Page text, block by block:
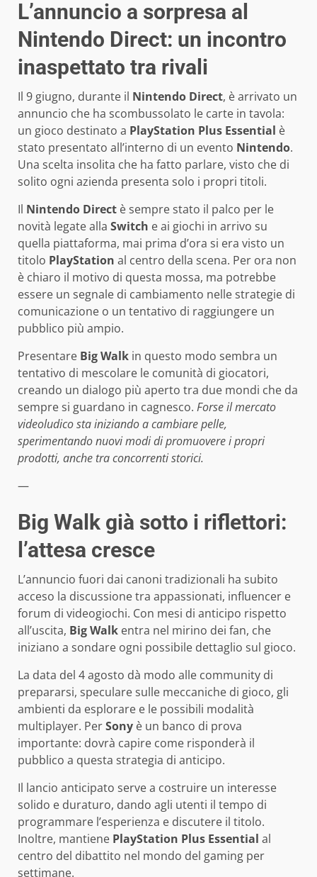
L’annuncio a sorpresa al
Nintendo Direct: un incontro
inaspettato tra rivali
Il 9 giugno, durante il Nintendo Direct, è arrivato un
annuncio che ha scombussolato le carte in tavola:
un gioco destinato a PlayStation Plus Essential è
stato presentato all’interno di un evento Nintendo.
Una scelta insolita che ha fatto parlare, visto che di
solito ogni azienda presenta solo i propri titoli.
Il Nintendo Direct è sempre stato il palco per le
novità legate alla Switch e ai giochi in arrivo su
quella piattaforma, mai prima d’ora si era visto un
titolo PlayStation al centro della scena. Per ora non
è chiaro il motivo di questa mossa, ma potrebbe
essere un segnale di cambiamento nelle strategie di
comunicazione o un tentativo di raggiungere un
pubblico più ampio.
Presentare Big Walk in questo modo sembra un
tentativo di mescolare le comunità di giocatori,
creando un dialogo più aperto tra due mondi che da
sempre si guardano in cagnesco. Forse il mercato
videoludico sta iniziando a cambiare pelle,
sperimentando nuovi modi di promuovere i propri
prodotti, anche tra concorrenti storici.
—
Big Walk già sotto i riflettori:
l’attesa cresce
L’annuncio fuori dai canoni tradizionali ha subito
acceso la discussione tra appassionati, influencer e
forum di videogiochi. Con mesi di anticipo rispetto
all’uscita, Big Walk entra nel mirino dei fan, che
iniziano a sondare ogni possibile dettaglio sul gioco.
La data del 4 agosto dà modo alle community di
prepararsi, speculare sulle meccaniche di gioco, gli
ambienti da esplorare e le possibili modalità
multiplayer. PerSony è un banco di prova
importante: dovrà capire come risponderà il
pubblico a questa strategia di anticipo.
Il lancio anticipato serve a costruire un interesse
solido e duraturo, dando agli utenti il tempo di
programmare l’esperienza e discutere il titolo.
Inoltre, mantiene PlayStation Plus Essential al
centro del dibattito nel mondo del gaming per
settimane.